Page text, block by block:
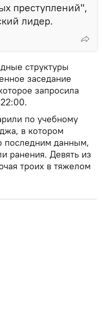
преступлений",
лидер.
структуры
заседание
запросила
по учебному
в котором
последним данным,
ранения. Девять из
троих в тяжелом